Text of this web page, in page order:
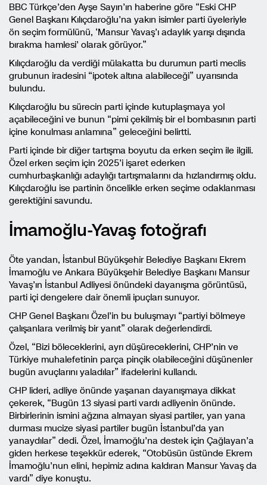
BBC Türkçe’den Ayşe Sayın’ın haberine göre “Eski CHP
Genel Başkanı Kılıçdaroğlu’na yakın isimler parti üyeleriyle
ön seçim formülünü, ‘Mansur Yavaş’ı adaylık yarışı dışında
bırakma hamlesi’ olarak görüyor.”
Kılıçdaroğlu da verdiği mülakatta bu durumun parti meclis
grubunun iradesini “ipotek altına alabileceği” uyarısında
bulundu.
Kılıçdaroğlu bu sürecin parti içinde kutuplaşmaya yol
açabileceğini ve bunun “pimi çekilmiş bir el bombasının parti
içine konulması anlamına” geleceğini belirtti.
Parti içinde bir diğer tartışma boyutu da erken seçim ile ilgili.
Özel erken seçim için 2025’i işaret ederken
cumhurbaşkanlığı adaylığı tartışmalarını da hızlandırmış oldu.
Kılıçdaroğlu ise partinin öncelikle erken seçime odaklanması
gerektiğini savundu.
İmamoğlu-Yavaş fotoğrafı
Öte yandan, İstanbul Büyükşehir Belediye Başkanı Ekrem
İmamoğlu ve Ankara Büyükşehir Belediye Başkanı Mansur
Yavaş’ın İstanbul Adliyesi önündeki dayanışma görüntüsü,
parti içi dengelere dair önemli ipuçları sunuyor.
CHP Genel Başkanı Özel’in bu buluşmayı “partiyi bölmeye
çalışanlara verilmiş bir yanıt” olarak değerlendirdi.
Özel, “Bizi böleceklerini, ayrı düşüreceklerini, CHP’nin ve
Türkiye muhalefetinin parça pinçik olabileceğini düşünenler
bugün avuçlarını yaladılar” ifadelerini kullandı.
CHP lideri, adliye önünde yaşanan dayanışmaya dikkat
çekerek, “Bugün 13 siyasi parti vardı adliyenin önünde.
Birbirlerinin ismini ağzına almayan siyasi partiler, yan yana
durması mucize siyasi partiler bugün İstanbul’da yan
yanaydılar” dedi. Özel, İmamoğlu’na destek için Çağlayan’a
giden herkese teşekkür ederek, “Otobüsün üstünde Ekrem
İmamoğlu’nun elini, hepimiz adına kaldıran Mansur Yavaş da
vardı” diye konuştu.